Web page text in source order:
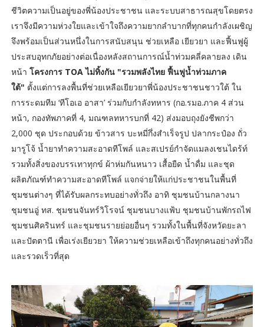
ชีวิตความเป็นอยู่ของพี่น้องประชาชน และระบบสาธารณสุขโดยตรง
เราจึงมีความห่วงใยและเข้าใจถึงความยากลำบากที่ทุกคนกำลังเผชิญ
จึงพร้อมเป็นส่วนหนึ่งในการสนับสนุน ช่วยเหลือ เยียวยา และฟื้นฟูผู้
ประสบอุทกภัยอย่างต่อเนื่องหลังสถานการณ์น้ำท่วมคลี่คลายลง เดิน
หน้า โครงการ TOA ไม่ทิ้งกัน "รวมพลังไทย ฟื้นฟูน้ำท่วมภาค
ใต้" ตั้งแต่การลงพื้นที่ช่วยเหลือเยียวยาพี่น้องประชาชนชาวใต้ ใน
การระดมทีม ‘ทีโอเอ อาสา’ ร่วมกับกำลังทหาร (กอ.รมอ.ภาค 4 ส่วน
หน้า, กองทัพภาคที่ 4, มณฑลทหารบกที่ 42) ส่งมอบถุงยังชีพกว่า
2,000 ชุด ประกอบด้วย ข้าวสาร บะหมี่กึ่งสำเร็จรูป ปลากระป๋อง ถั่ว
มารูโจ้ น้ำยาทำความสะอาดทีโพล์ และสเปรย์กำจัดแมลงเชนไดร้ท์
รวมทั้งสิ่งของบรรเทาทุกข์ ผ้าห่มกันหนาว เสื้อยืด น้ำดื่ม และชุด
ผลิตภัณฑ์ทำความสะอาดทีโพล์ แจกจ่ายให้แก่ประชาชนในพื้นที่
ชุมชนต่างๆ ที่ได้รับผลกระทบอย่างทั่วถึง อาทิ ชุมชนบ้านกลางนา
ชุมชนอู่ ทส. ชุมชนจันทร์วิโรจน์ ชุมชนบางแฟ้บ ชุมชนบ้านพักรถไฟ
ชุมชนศิครินทร์ และชุมชนรายย่อยอื่นๆ รวมทั้งในพื้นที่จังหวัดยะลา
และปัตตานี เพื่อเร่งเยียวยา ให้ความช่วยเหลือเข้าถึงทุกคนอย่างทั่วถึง
และรวดเร็วที่สุด